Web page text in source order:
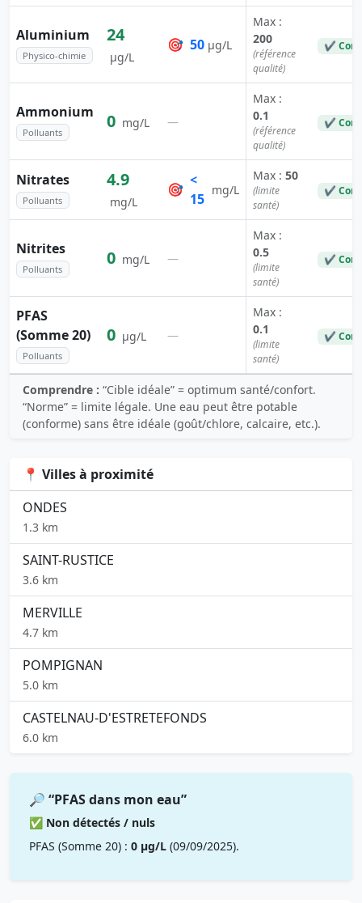
Aluminium
Physico-chimie
24
µg/L
🎯 50 µg/L
Max :
200
(référence
qualité)
✔
Ammonium
Polluants
0 mg/L —
Max :
0.1
(référence
qualité)
✔
Nitrates
Polluants
4.9
mg/L
🎯
<
15
mg/L
Max : 50
(limite
santé)
✔
Nitrites
Polluants
0 mg/L —
Max :
0.5
(limite
santé)
✔
PFAS
(Somme 20)
Polluants
0 µg/L —
Max :
0.1
(limite
santé)
✔
Comprendre : “Cible idéale” = optimum santé/confort.
“Norme” = limite légale. Une eau peut être potable
(conforme) sans être idéale (goût/chlore, calcaire, etc.).
📍 Villes à proximité
ONDES
1.3 km
SAINT-RUSTICE
3.6 km
MERVILLE
4.7 km
POMPIGNAN
5.0 km
CASTELNAU-D'ESTRETEFONDS
6.0 km
🔎 “PFAS dans mon eau”
✅ Non détectés / nuls
PFAS (Somme 20) : 0 µg/L (09/09/2025).